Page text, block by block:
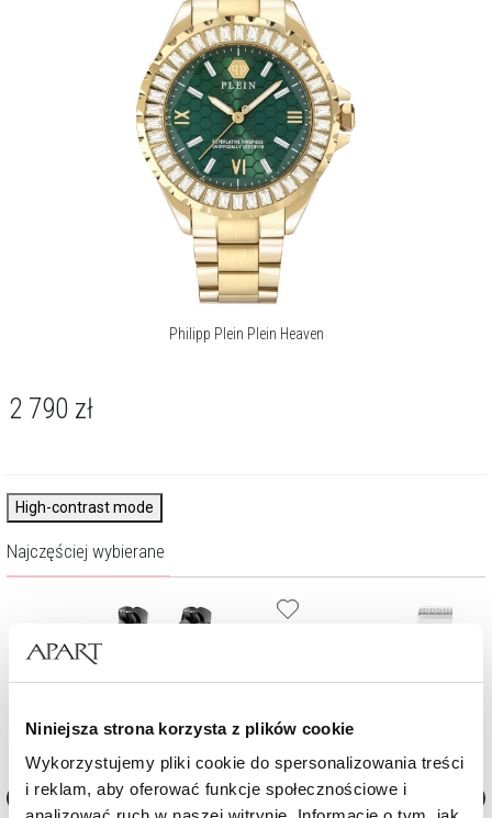
Niniejsza strona korzysta z plików cookie
Wykorzystujemy pliki cookie do spersonalizowania treści
i reklam, aby oferować funkcje społecznościowe i
Philipp Plein Plein Heaven
2 790 zł
High-contrast mode
Najczęściej wybierane